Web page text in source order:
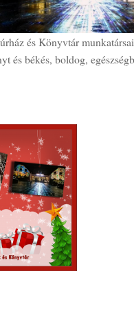
és Könyvtár
és békés, boldog,